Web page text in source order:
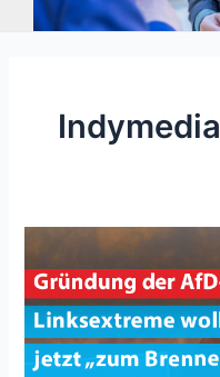
Indymedia